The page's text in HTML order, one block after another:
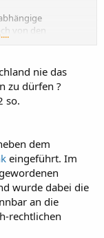
von den
nie das
zu dürfen ?
so.
dem
eingeführt. Im
wurde dabei die
an die
rechtlichen